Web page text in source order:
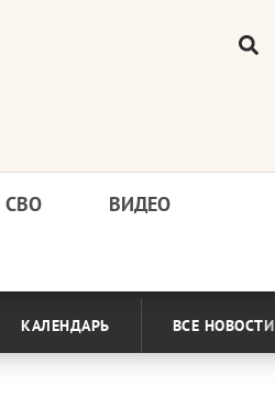
СВО ВИДЕО
КАЛЕНДАРЬ ВСЕ НОВОСТИ